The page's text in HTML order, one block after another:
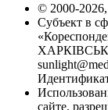
© 2000-
Субъект в
сайте,